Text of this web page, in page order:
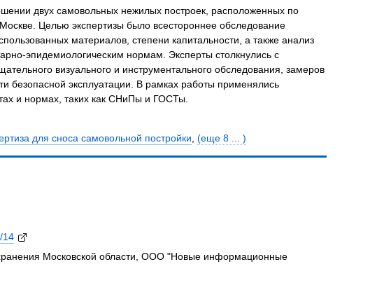
двух самовольных нежилых построек, расположенных по
Целью экспертизы было всестороннее обследование
материалов, степени капитальности, а также анализ
эпидемиологическим нормам. Эксперты столкнулись с
визуального и инструментального обследования, замеров
безопасной эксплуатации. В рамках работы применялись
и нормах, таких как СНиПы и ГОСТы.
для сноса самовольной постройки, (еще 8 ... )
Московской области, ООО "Новые информационные